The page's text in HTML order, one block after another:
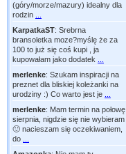
(góry/morze/mazury) idealny dla
rodzin
KarpatkaST: Srebrna
bransoletka moze?myślę że za
100 to już się coś kupi , ja
kupowałam jako dodatek
merlenke: Szukam inspiracji na
preznet dla bliskiej koleżanki na
urodziny :) Co warto jest je
merlenke: Mam termin na połowę
sierpnia, nigdzie się nie wybieram
🙂 nacieszam się oczekiwaniem,
do